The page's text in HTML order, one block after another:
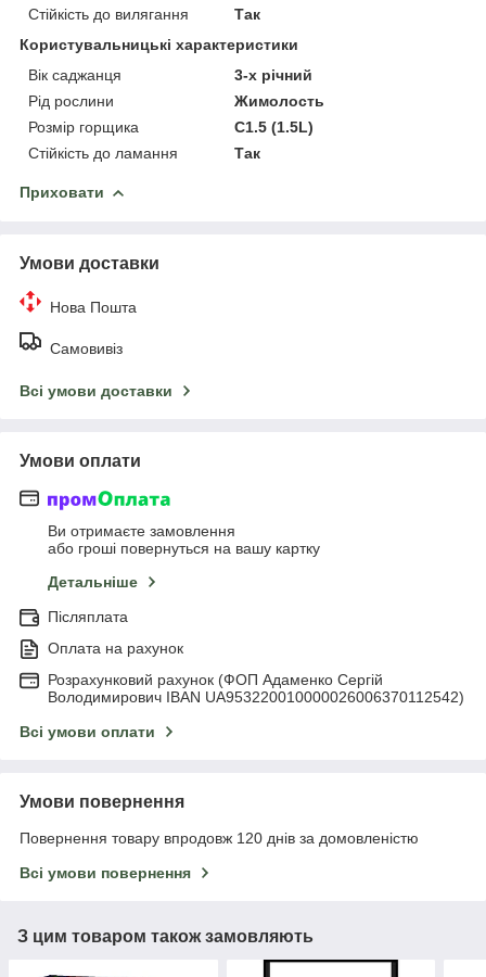
Стійкість до вилягання
Так
Користувальницькі характеристики
Вік саджанця
3-х річний
Рід рослини
Жимолость
Розмір горщика
C1.5 (1.5L)
Стійкість до ламання
Так
Приховати
Умови доставки
Нова Пошта
Самовивіз
Всі умови доставки
Умови оплати
Ви отримаєте замовлення
або гроші повернуться на вашу картку
Детальніше
Післяплата
Оплата на рахунок
Розрахунковий рахунок (ФОП Адаменко Сергій
Володимирович IBAN UA953220010000026006370112542)
Всі умови оплати
Умови повернення
Повернення товару впродовж 120 днів за домовленістю
Всі умови повернення
З цим товаром також замовляють